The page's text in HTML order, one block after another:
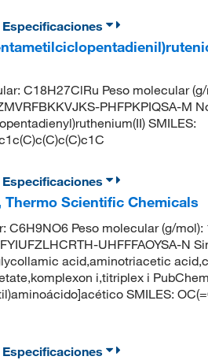
Especificaciones
C18H27ClRu Peso molecular
PHFPKPIQSA-M
SMILES:
Especificaciones
Scientific Chemicals
C6H9NO6 Peso molecular (g/
UHFFFAOYSA-N
acid,aminotriacetic
i,titriplex i
SMILES:
Especificaciones